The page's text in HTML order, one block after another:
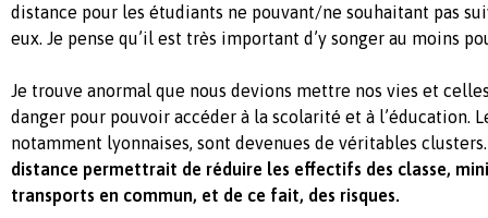
distance pour les étudiants ne pouvant/ne souhaitant pas
eux. Je pense qu’il est très important d’y songer au moins
Je trouve anormal que nous devions mettre nos vies et
danger pour pouvoir accéder à la scolarité et à l’éducation.
notamment lyonnaises, sont devenues de véritables
distance permettrait de réduire les effectifs des classe,
transports en commun, et de ce fait, des risques.